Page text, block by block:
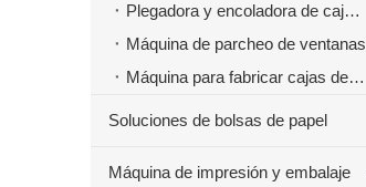
Plegadora y encoladora de cajas de papel
Máquina de parcheo de ventanas
Máquina para fabricar cajas de papel de comida rápida para hamburguesas
Soluciones de bolsas de papel
Máquina de impresión y embalaje